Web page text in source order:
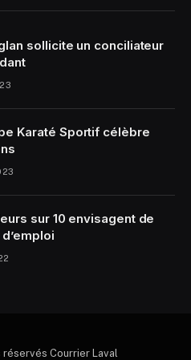
sollicite un conciliateur
Karaté Sportif célèbre
sur 10 envisagent de
Courrier Laval